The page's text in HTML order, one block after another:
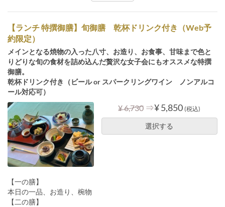
【ランチ 特撰御膳】旬御膳 乾杯ドリンク付き（Web予
約限定）
メインとなる焼物の入った八寸、お造り、お食事、甘味まで色と
りどりな旬の食材を詰め込んだ贅沢な女子会にもオススメな特撰
御膳。
乾杯ドリンク付き（ビール or スパークリングワイン ノンアルコ
ール対応可）
¥ 6,730 ⇒¥ 5,850 (税込)
選択する
【一の膳】
本日の一品、お造り、椀物
【二の膳】